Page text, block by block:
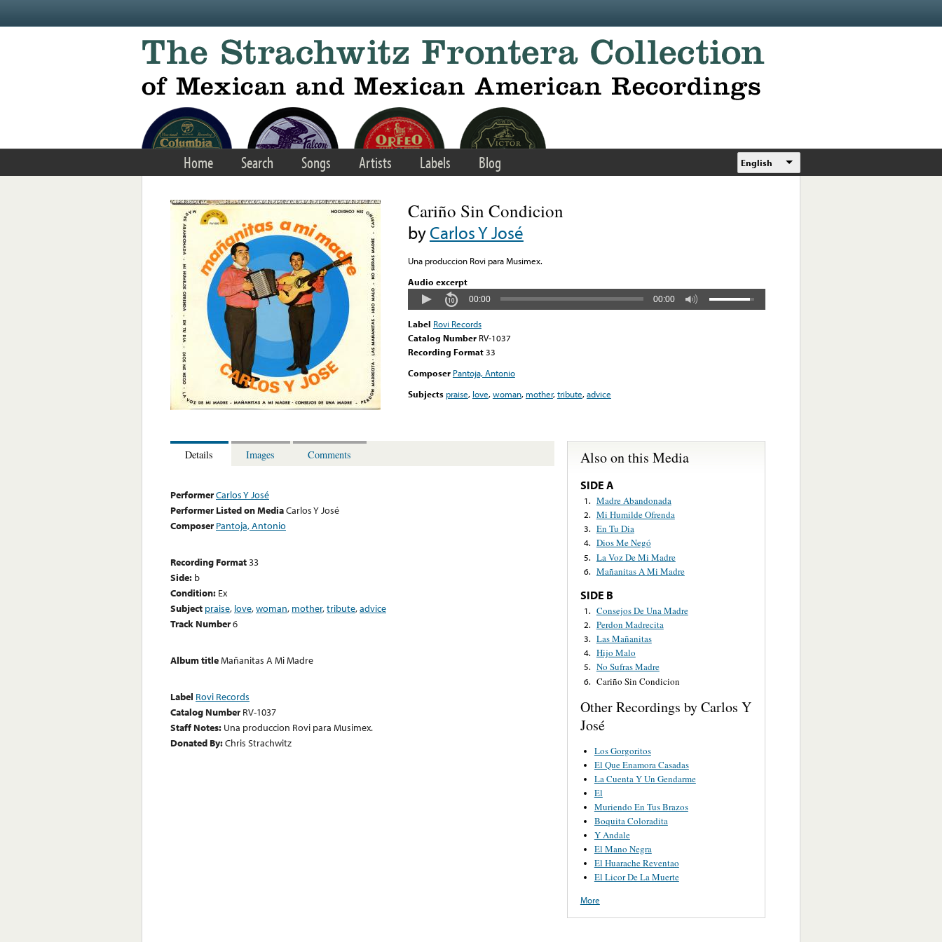
Home Search Songs Artists Labels Blog English
Cariño Sin Condicion
byCarlos Y José
Una produccion Rovi para Musimex.
Audio excerpt
00:00 00:00
Label Rovi Records
Catalog Number RV-1037
Recording Format33
Composer Pantoja, Antonio
Subjects praise, love,woman, mother,tribute,advice
Details Images Comments
PerformerCarlos Y José
Performer Listed on MediaCarlos Y José
Composer Pantoja, Antonio
Recording Format33
Side: b
Condition: Ex
Subject praise, love,woman, mother,tribute,advice
Track Number6
Album titleMañanitas A Mi Madre
Label Rovi Records
Catalog Number RV-1037
Staff Notes: Una produccion Rovi para Musimex.
Donated By:Chris Strachwitz
Also on this Media
SIDE A
1. Madre Abandonada
2. Mi Humilde Ofrenda
3. En Tu Dia
4. Dios Me Negó
5. La Voz De Mi Madre
6. Mañanitas A Mi Madre
SIDE B
1. Consejos De Una Madre
2. Perdon Madrecita
3. Las Mañanitas
4. Hijo Malo
5. No Sufras Madre
6. Cariño Sin Condicion
Other Recordings by Carlos Y
José
Los Gorgoritos
El Que Enamora Casadas
La Cuenta Y Un Gendarme
El
Muriendo En Tus Brazos
Boquita Coloradita
Y Andale
El Mano Negra
El Huarache Reventao
El Licor De La Muerte
More